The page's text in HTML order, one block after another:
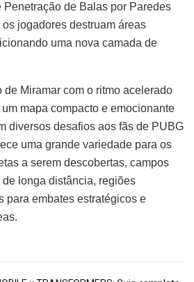
Penetração de Balas por Paredes
jogadores destruam áreas
uma nova camada de
Miramar com o ritmo acelerado
mapa compacto e emocionante
diversos desafios aos fãs de PUBG
uma grande variedade para os
a serem descobertas, campos
longa distância, regiões
para embates estratégicos e